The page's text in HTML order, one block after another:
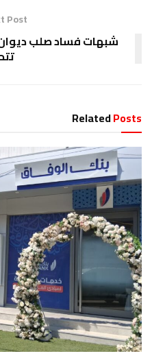
Post
شبهات فساد صلب ديوان
RelatedPosts